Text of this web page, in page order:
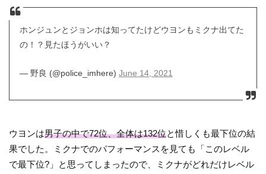
ホンジュンとジョンホは知ってたけどウヨンもミクナ出てた
の！？見たほうがいい？
— 野良 (@police_imhere) June 14, 2021
ウヨンは男子の中で72位、全体は132位と惜しくも最下位の結
果でした。ミクナでのパフォーマンスを見ても「このレベル
で最下位?」と思ってしまったので、ミクナがどれだけレベル